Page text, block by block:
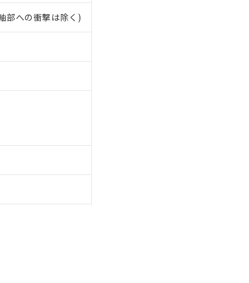
部への衝撃は除く)
とから、特段のことがない限り、2022年1月12日よ